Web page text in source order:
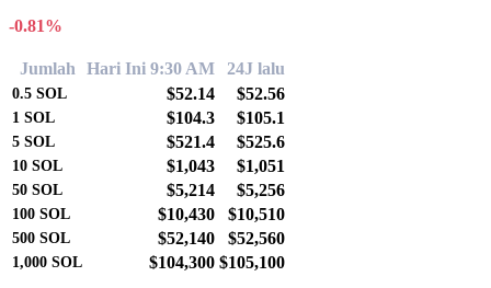
-0.81%
Jumlah Hari Ini 9:30 AM 24J lalu
0.5 SOL $52.14 $52.56
1 SOL $104.3 $105.1
5 SOL $521.4 $525.6
10 SOL $1,043 $1,051
50 SOL $5,214 $5,256
100 SOL $10,430 $10,510
500 SOL $52,140 $52,560
1,000 SOL $104,300 $105,100